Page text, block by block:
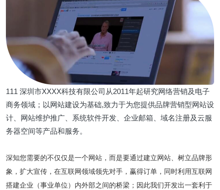
111 深圳市XXXX科技有限公司从2011年起研究网络营销及电子
商务领域；以网站建设为基础,致力于为您提供品牌营销型网站设
计、网站维护推广、系统软件开发、企业邮箱、域名注册及云服
务器空间等产品和服务。
深知您需要的不仅仅是一个网站，而是要通过建立网站、树立品牌形
象，扩大宣传，在互联网领域领先对手，赢得订单，同时利用互联网
搭建企业（事业单位）内外部之间的桥梁；因此我们开发出一套利于